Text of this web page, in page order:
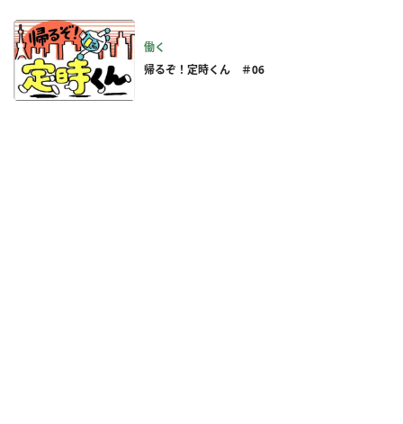
働く
帰るぞ！定時くん ＃06